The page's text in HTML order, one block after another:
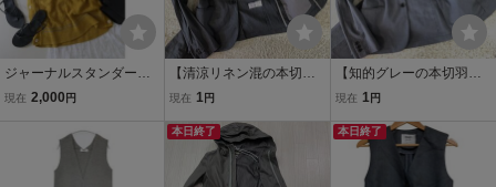
ジャーナルスタンダード J
OURNAL STANDARD☆
タン ニットベスト Fサイ
ズ☆M-B 4020
現在 2,000 円
【清涼リネン混の本切羽
ストレッチ】JOURNAL S
タンダード セットアップ
スーツ グレー S テーラー
ドジャケット 3
現在 1円
【知的グレーの本切羽ス
トレッチ】JOURNAL ST
ンダード セットアップ ス
ーツ グレー L テーラード
ジャケット 1
現在 1 円
本日終了 本日終了